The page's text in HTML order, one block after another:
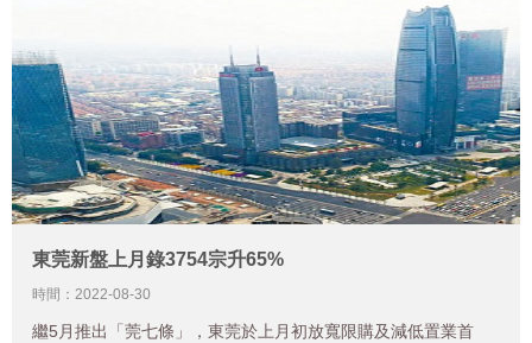
東莞新盤上月錄3754宗升65%
時間：2022-08-30
繼5月推出「莞七條」，東莞於上月初放寬限購及減低置業首